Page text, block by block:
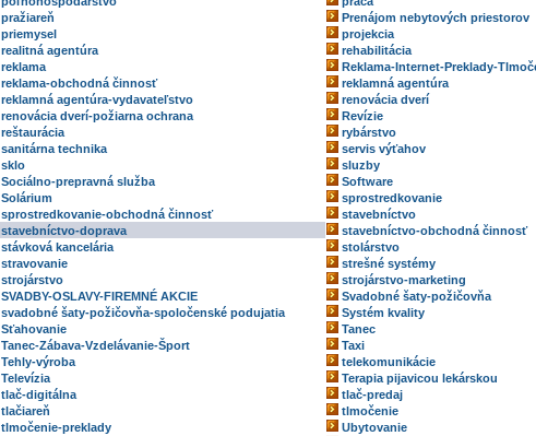
pražiareň
Prenájom nebytových priestorov
priemysel
projekcia
realitná agentúra
rehabilitácia
reklama
Reklama-Internet-Preklady-
reklama-obchodná činnosť
reklamná agentúra
reklamná agentúra-vydavateľstvo
renovácia dverí
renovácia dverí-požiarna ochrana
Revízie
reštaurácia
rybárstvo
sanitárna technika
servis výťahov
sklo
sluzby
Sociálno-prepravná služba
Software
Solárium
sprostredkovanie
sprostredkovanie-obchodná činnosť
stavebníctvo
stavebníctvo-doprava
stavebníctvo-obchodná činnosť
stávková kancelária
stolárstvo
stravovanie
strešné systémy
strojárstvo
strojárstvo-marketing
SVADBY-OSLAVY-FIREMNÉ AKCIE
Svadobné šaty-požičovňa
svadobné šaty-požičovňa-spoločenské podujatia
Systém kvality
Sťahovanie
Tanec
Tanec-Zábava-Vzdelávanie-Šport
Taxi
Tehly-výroba
telekomunikácie
Televízia
Terapia pijavicou lekárskou
tlač-digitálna
tlač-predaj
tlačiareň
tlmočenie
tlmočenie-preklady
Ubytovanie